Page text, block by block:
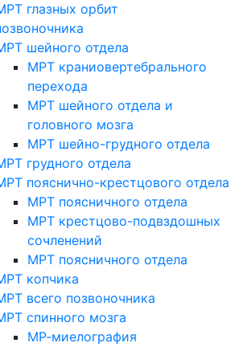
глазных орбит
шейного отдела
МРТ краниовертебрального
перехода
МРТ шейного отдела и
головного мозга
МРТ шейно-грудного отдела
грудного отдела
пояснично-крестцового отдела
МРТ поясничного отдела
МРТ крестцово-подвздошных
сочленений
МРТ поясничного отдела
копчика
всего позвоночника
спинного мозга
МР-миелография